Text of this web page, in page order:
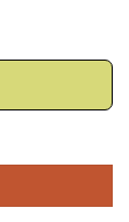
of Spa